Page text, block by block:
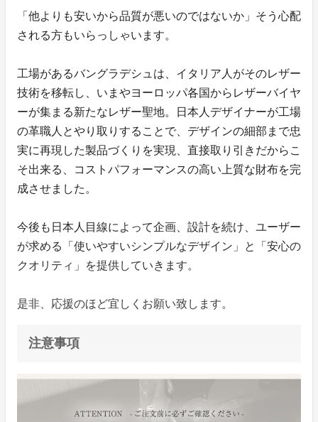
「他よりも安いから品質が悪いのではないか」そう心配
される方もいらっしゃいます。
工場があるバングラデシュは、イタリア人がそのレザー
技術を移転し、いまやヨーロッパ各国からレザーバイヤ
ーが集まる新たなレザー聖地。日本人デザイナーが工場
の革職人とやり取りすることで、デザインの細部まで忠
実に再現した製品づくりを実現、直接取り引きだからこ
そ出来る、コストパフォーマンスの高い上質な財布を完
成させました。
今後も日本人目線によって企画、設計を続け、ユーザー
が求める「使いやすいシンプルなデザイン」と「安心の
クオリティ」を提供していきます。
是非、応援のほど宜しくお願い致します。
注意事項